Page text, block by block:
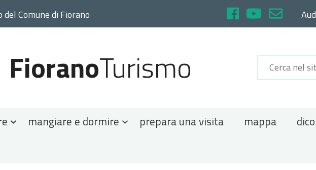
del Comune di Fiorano
FioranoTurismo
mangiare e dormire prepara una visita mappa